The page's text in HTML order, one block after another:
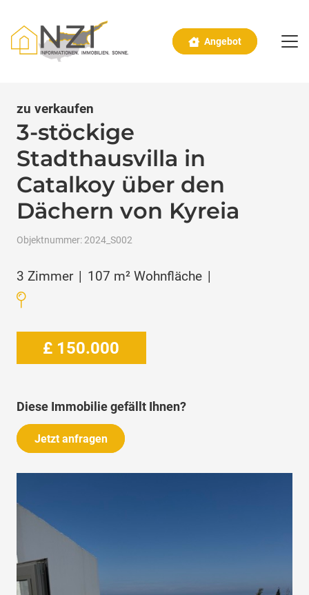
Angebot
zu verkaufen
3-stöckige
Stadthausvilla in
Catalkoy über den
Dächern von Kyreia
Objektnummer:2024_S002
3 Zimmer | 107 m² Wohnfläche |
£ 150.000
Diese Immobilie gefällt Ihnen?
Jetzt anfragen